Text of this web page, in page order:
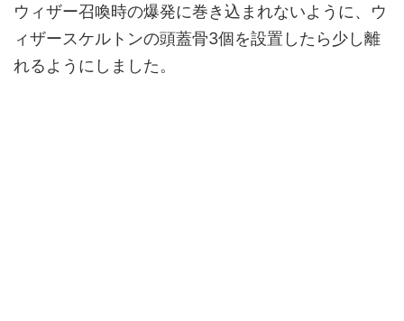
ウィザー召喚時の爆発に巻き込まれないように、ウ
ィザースケルトンの頭蓋骨3個を設置したら少し離
れるようにしました。